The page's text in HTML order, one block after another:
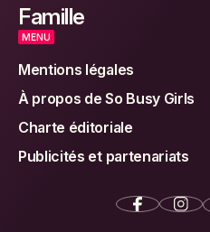
Famille
MENU
Mentions légales
À propos de So Busy Girls
Charte éditoriale
Publicités et partenariats